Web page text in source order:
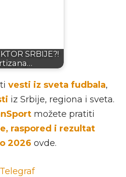
SRBIJE?!
vesti iz sveta fudbala,
iz Srbije, regiona i sveta.
možete pratiti
raspored i rezultat
2026 ovde.
Telegraf